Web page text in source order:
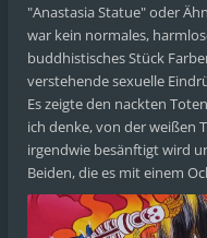
"Anastasia Statue" oder
war kein normales,
buddhistisches Stück
verstehende sexuelle
Es zeigte den nackten
ich denke, von der weißen
irgendwie besänftigt wird
Beiden, die es mit einem